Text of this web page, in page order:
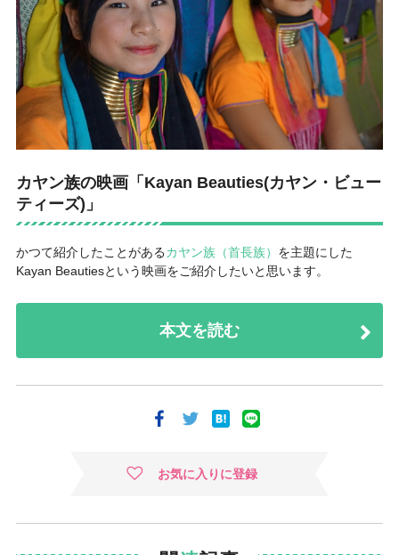
カヤン族の映画「Kayan Beauties(カヤン・ビュー
ティーズ)」
かつて紹介したことがあるカヤン族（首長族） を主題にした
Kayan Beautiesという映画をご紹介したいと思います。
本文を読む
お気に入りに登録